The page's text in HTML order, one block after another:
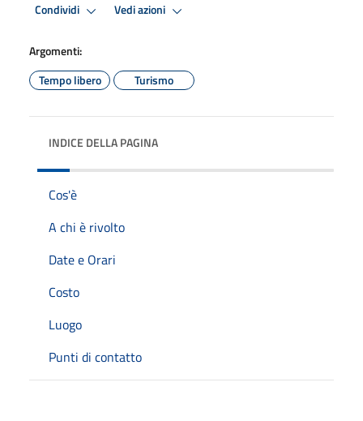
Condividi Vedi azioni
Argomenti:
Tempo libero
Turismo
INDICE DELLA PAGINA
Cos'è
A chi è rivolto
Date e Orari
Costo
Luogo
Punti di contatto